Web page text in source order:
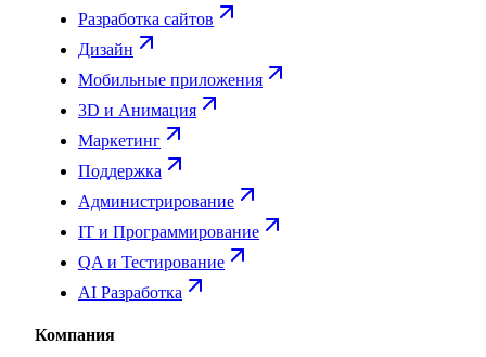
Разработка сайтов
Дизайн
Мобильные приложения
3D и Анимация
Маркетинг
Поддержка
Администрирование
IT и Программирование
QA и Тестирование
AI Разработка
Компания